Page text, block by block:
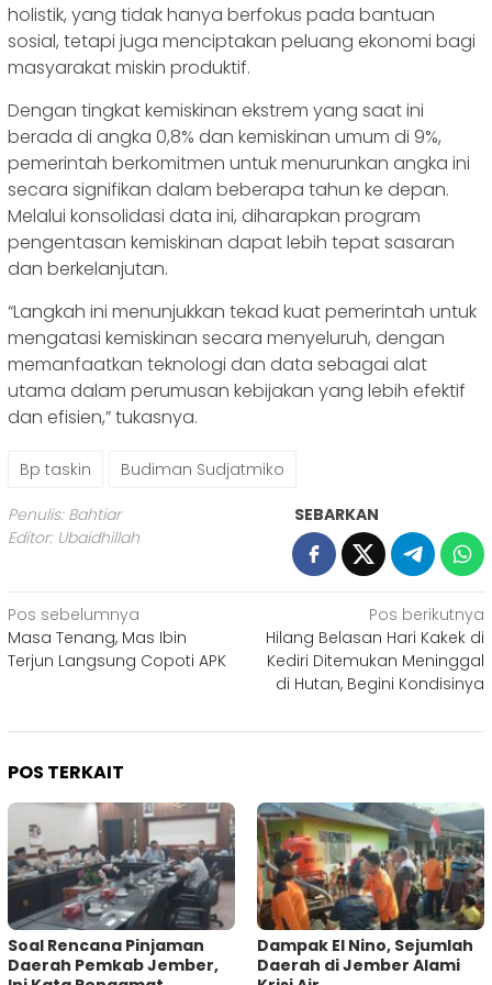
holistik, yang tidak hanya berfokus pada bantuan
sosial, tetapi juga menciptakan peluang ekonomi bagi
masyarakat miskin produktif.
Dengan tingkat kemiskinan ekstrem yang saat ini
berada di angka 0,8% dan kemiskinan umum di 9%,
pemerintah berkomitmen untuk menurunkan angka ini
secara signifikan dalam beberapa tahun ke depan.
Melalui konsolidasi data ini, diharapkan program
pengentasan kemiskinan dapat lebih tepat sasaran
dan berkelanjutan.
“Langkah ini menunjukkan tekad kuat pemerintah untuk
mengatasi kemiskinan secara menyeluruh, dengan
memanfaatkan teknologi dan data sebagai alat
utama dalam perumusan kebijakan yang lebih efektif
dan efisien,” tukasnya.
Bp taskin Budiman Sudjatmiko
Penulis: Bahtiar
Editor: Ubaidhillah
SEBARKAN
Navigasi
pos
Pos sebelumnya
Masa Tenang, Mas Ibin
Terjun Langsung Copoti APK
Pos berikutnya
Hilang Belasan Hari Kakek di
Kediri Ditemukan Meninggal
di Hutan, Begini Kondisinya
POS TERKAIT
‎Soal Rencana Pinjaman
Daerah Pemkab Jember,
Dampak El Nino, Sejumlah
Daerah di Jember Alami